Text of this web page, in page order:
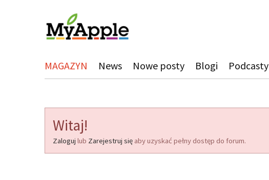
MAGAZYN News Nowe posty Blogi Podcasty
Witaj!
Zaloguj lub Zarejestruj się aby uzyskać pełny dostęp do forum.